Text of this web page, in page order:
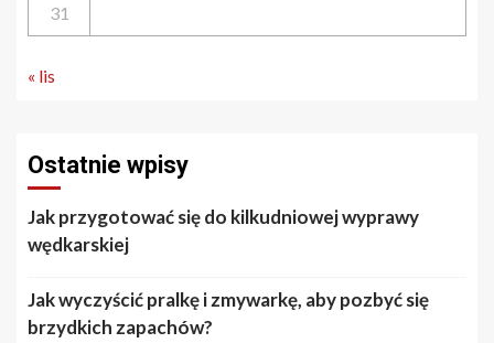
31
« lis
Ostatnie wpisy
Jak przygotować się do kilkudniowej wyprawy
wędkarskiej
Jak wyczyścić pralkę i zmywarkę, aby pozbyć się
brzydkich zapachów?